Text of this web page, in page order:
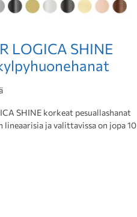
LOGICA SHINE
SHINE korkeat pesuallashanat
lineaarisia ja valittavissa on jopa 10